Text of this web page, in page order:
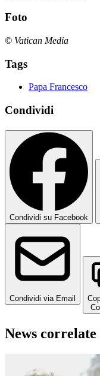
Foto
© Vatican Media
Tags
Papa Francesco
Condividi
Condividi su Facebook
Condividi via Email
News correlate